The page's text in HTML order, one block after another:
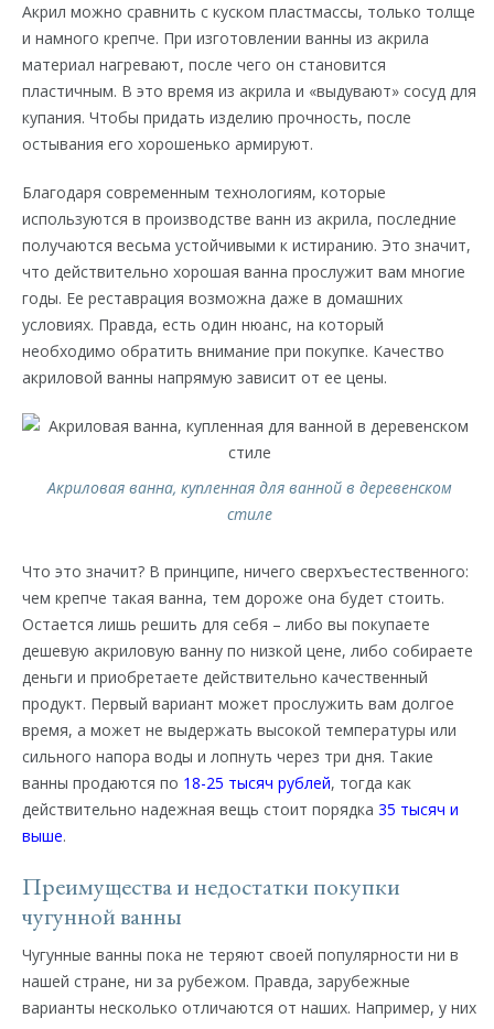
Акрил можно сравнить с куском пластмассы, только толще
и намного крепче. При изготовлении ванны из акрила
материал нагревают, после чего он становится
пластичным. В это время из акрила и «выдувают» сосуд для
купания. Чтобы придать изделию прочность, после
остывания его хорошенько армируют.
Благодаря современным технологиям, которые
используются в производстве ванн из акрила, последние
получаются весьма устойчивыми к истиранию. Это значит,
что действительно хорошая ванна прослужит вам многие
годы. Ее реставрация возможна даже в домашних
условиях. Правда, есть один нюанс, на который
необходимо обратить внимание при покупке. Качество
акриловой ванны напрямую зависит от ее цены.
Акриловая ванна, купленная для ванной в деревенском
стиле
Что это значит? В принципе, ничего сверхъестественного:
чем крепче такая ванна, тем дороже она будет стоить.
Остается лишь решить для себя – либо вы покупаете
дешевую акриловую ванну по низкой цене, либо собираете
деньги и приобретаете действительно качественный
продукт. Первый вариант может прослужить вам долгое
время, а может не выдержать высокой температуры или
сильного напора воды и лопнуть через три дня. Такие
ванны продаются по 18-25 тысяч рублей, тогда как
действительно надежная вещь стоит порядка 35 тысяч и
выше.
Преимущества и недостатки покупки
чугунной ванны
Чугунные ванны пока не теряют своей популярности ни в
нашей стране, ни за рубежом. Правда, зарубежные
варианты несколько отличаются от наших. Например, у них